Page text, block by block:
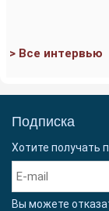
> Все интервью
Подписка
Хотите получать
Вы можете